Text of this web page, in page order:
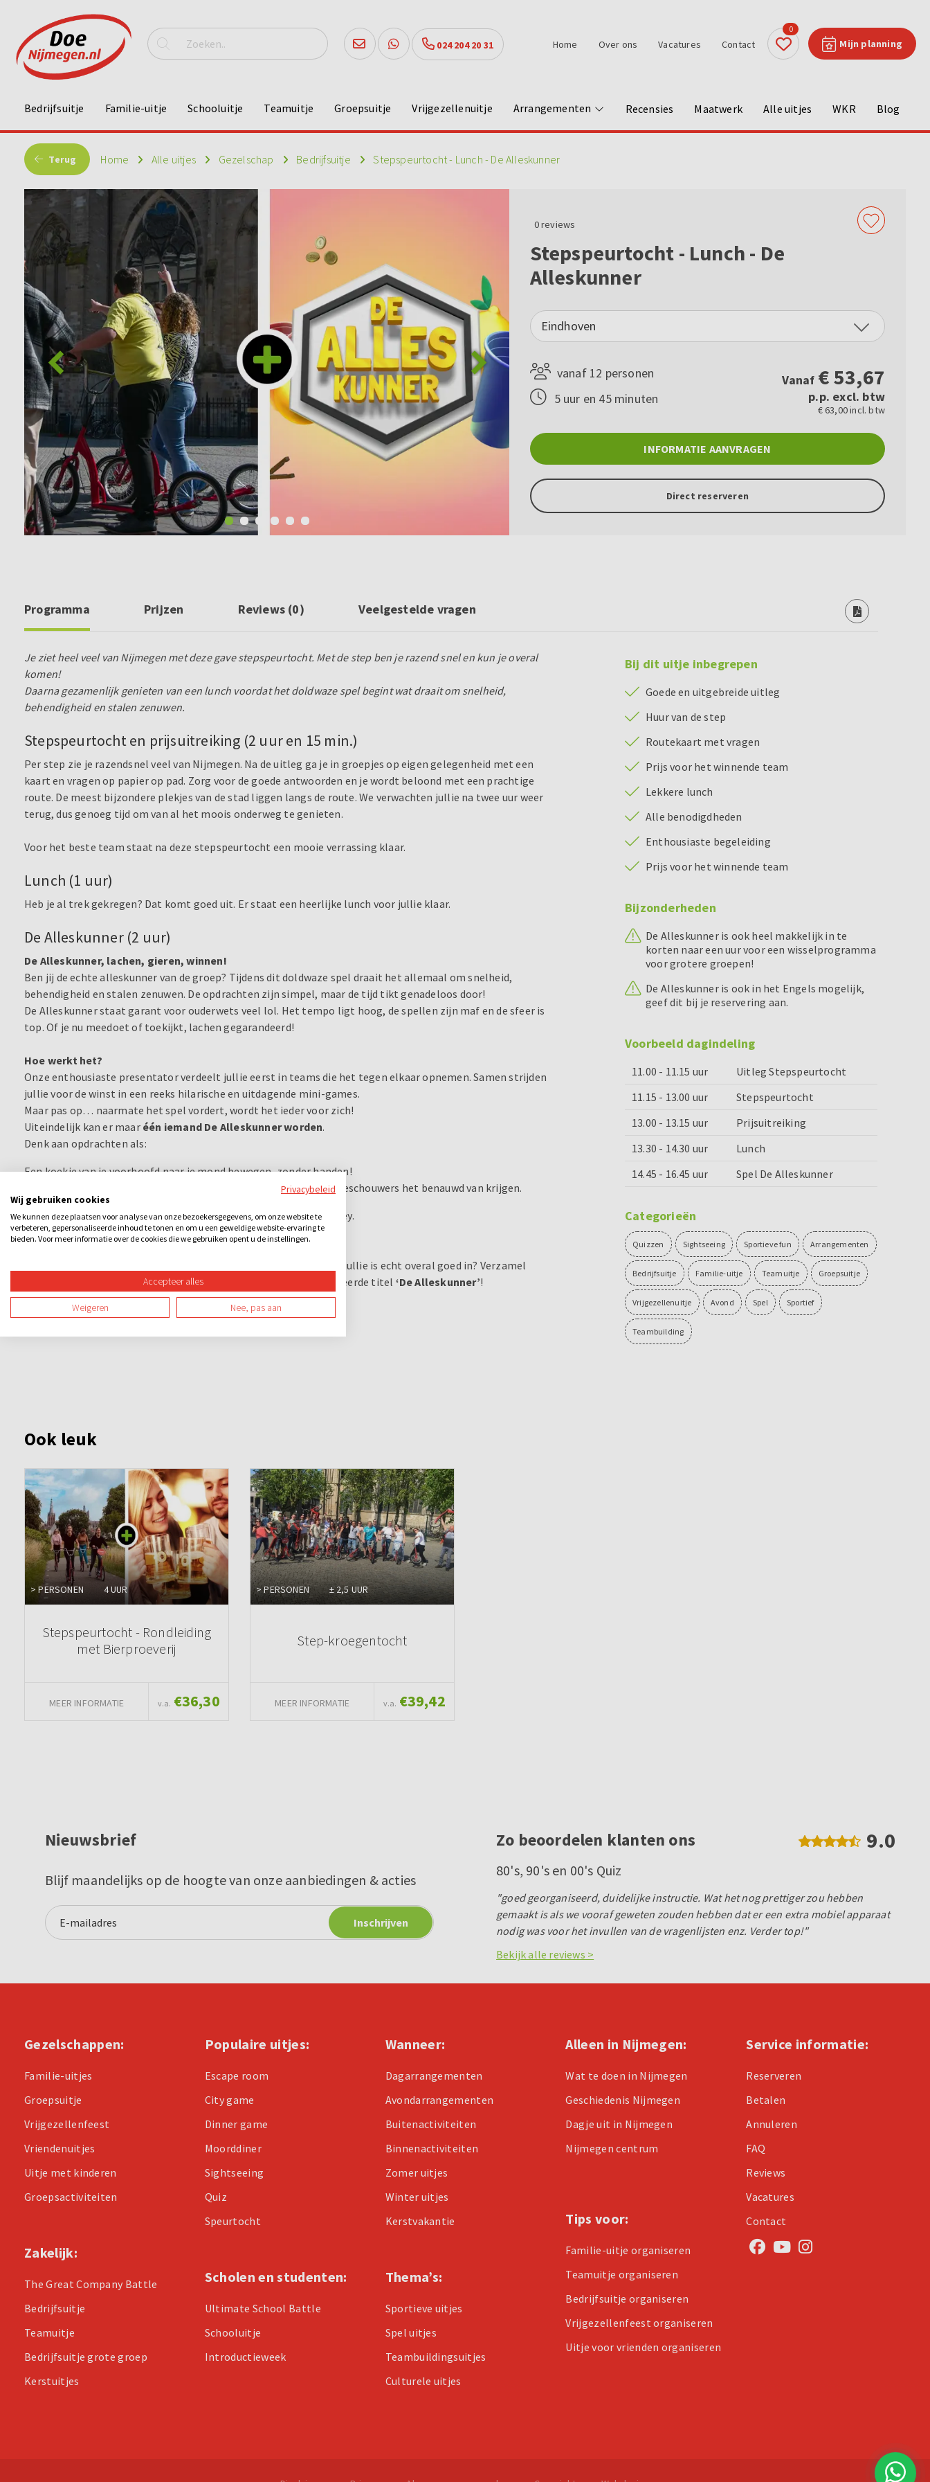
024 204 20 31 Mijn planning
0
Home Over ons Vacatures Contact
Bedrijfsuitje Familie-uitje Schooluitje Teamuitje Groepsuitje Vrijgezellenuitje Arrangementen Recensies Maatwerk Alle uitjes WKR Blog
Terug Home Alle uitjes Gezelschap Bedrijfsuitje Stepspeurtocht - Lunch - De Alleskunner
0reviews
Stepspeurtocht - Lunch - De
Alleskunner
Eindhoven
vanaf 12 personen
5 uur en 45 minuten
Vanaf €53,67
p.p. excl. btw
€ 63,00 incl. btw
INFORMATIE AANVRAGEN
Direct reserveren
Programma Prijzen Reviews (0) Veelgestelde vragen
Je ziet heel veel van Nijmegen met deze gave stepspeurtocht. Met de step ben je razend snel en kun je overal
komen!
Daarna gezamenlijk genieten van een lunch voordat het doldwaze spel begint wat draait om snelheid,
behendigheid en stalen zenuwen.
Stepspeurtocht en prijsuitreiking (2 uur en 15 min.)
Per step zie je razendsnel veel van Nijmegen. Na de uitleg ga je in groepjes op eigen gelegenheid met een
kaart en vragen op papier op pad. Zorg voor de goede antwoorden en je wordt beloond met een prachtige
route. De meest bijzondere plekjes van de stad liggen langs de route. We verwachten jullie na twee uur weer
terug, dus genoeg tijd om van al het moois onderweg te genieten.
Voor het beste team staat na deze stepspeurtocht een mooie verrassing klaar.
Lunch (1 uur)
Heb je al trek gekregen? Dat komt goed uit. Er staat een heerlijke lunch voor jullie klaar.
De Alleskunner (2 uur)
De Alleskunner, lachen, gieren, winnen!
Ben jij de echte alleskunner van de groep? Tijdens dit doldwaze spel draait het allemaal om snelheid,
behendigheid en stalen zenuwen. De opdrachten zijn simpel, maar de tijd tikt genadeloos door!
De Alleskunner staat garant voor ouderwets veel lol. Het tempo ligt hoog, de spellen zijn maf en de sfeer is
top. Of je nu meedoet of toekijkt, lachen gegarandeerd!
Hoe werkt het?
Onze enthousiaste presentator verdeelt jullie eerst in teams die het tegen elkaar opnemen. Samen strijden
jullie voor de winst in een reeks hilarische en uitdagende mini-games.
Maar pas op… naarmate het spel vordert, wordt het ieder voor zich!
Uiteindelijk kan er maar één iemand De Alleskunner worden.
Denk aan opdrachten als:
Een koekje van je voorhoofd naar je mond bewegen, zonder handen!
In één minuut een behendigheidstest volbrengen waar zelfs de toeschouwers het benauwd van krijgen.
Iedere ronde levert punten op, dus concentratie en snelheid zijn key.
Na een reeks knotsgekke opdrachten weten we het zeker: wie van jullie is echt overal goed in? Verzamel
zoveel mogelijk punten, speel slim met je joker en grijp de felbegeerde titel ‘De Alleskunner’!
Bij dit uitje inbegrepen
Goede en uitgebreide uitleg
Huur van de step
Routekaart met vragen
Prijs voor het winnende team
Lekkere lunch
Alle benodigdheden
Enthousiaste begeleiding
Prijs voor het winnende team
Bijzonderheden
De Alleskunner is ook heel makkelijk in te
korten naar een uur voor een wisselprogramma
voor grotere groepen!
De Alleskunner is ook in het Engels mogelijk,
geef dit bij je reservering aan.
Voorbeeld dagindeling
11.00 - 11.15 uur
Uitleg Stepspeurtocht
11.15 - 13.00 uur
Stepspeurtocht
13.00 - 13.15 uur
Prijsuitreiking
13.30 - 14.30 uur
Lunch
14.45 - 16.45 uur
Spel De Alleskunner
Categorieën
Quizzen Sightseeing Sportieve fun Arrangementen
Bedrijfsuitje Familie-uitje Teamuitje Groepsuitje
Vrijgezellenuitje Avond Spel Sportief
Teambuilding
Ook leuk
> PERSONEN 4 UUR
Stepspeurtocht - Rondleiding
met Bierproeverij
MEER INFORMATIE v.a. €36,30
> PERSONEN ± 2,5 UUR
Step-kroegentocht
MEER INFORMATIE v.a. €39,42
Nieuwsbrief
Blijf maandelijks op de hoogte van onze aanbiedingen & acties
Zo beoordelen klanten ons 9.0
80's, 90's en 00's Quiz
"goed georganiseerd, duidelijke instructie. Wat het nog prettiger zou hebben
gemaakt is als we vooraf geweten zouden hebben dat er een extra mobiel apparaat
nodig was voor het invullen van de vragenlijsten enz. Verder top!"
Bekijk alle reviews >
Gezelschappen:
Familie-uitjes
Groepsuitje
Vrijgezellenfeest
Vriendenuitjes
Uitje met kinderen
Groepsactiviteiten
Zakelijk:
The Great Company Battle
Bedrijfsuitje
Teamuitje
Bedrijfsuitje grote groep
Kerstuitjes
Populaire uitjes:
Escape room
City game
Dinner game
Moorddiner
Sightseeing
Quiz
Speurtocht
Scholen en studenten:
Ultimate School Battle
Schooluitje
Introductieweek
Wanneer:
Dagarrangementen
Avondarrangementen
Buitenactiviteiten
Binnenactiviteiten
Zomer uitjes
Winter uitjes
Kerstvakantie
Thema’s:
Sportieve uitjes
Spel uitjes
Teambuildingsuitjes
Culturele uitjes
Alleen in Nijmegen:
Wat te doen in Nijmegen
Geschiedenis Nijmegen
Dagje uit in Nijmegen
Nijmegen centrum
Tips voor:
Familie-uitje organiseren
Teamuitje organiseren
Bedrijfsuitje organiseren
Vrijgezellenfeest organiseren
Uitje voor vrienden organiseren
Service informatie:
Reserveren
Betalen
Annuleren
FAQ
Reviews
Vacatures
Contact
Privacybeleid
Wij gebruiken cookies
We kunnen deze plaatsen voor analyse van onze bezoekersgegevens, om onze website te
verbeteren, gepersonaliseerde inhoud te tonen en om u een geweldige website-ervaring te
bieden. Voor meer informatie over de cookies die we gebruiken opent u de instellingen.
Accepteer alles
Weigeren Nee, pas aan